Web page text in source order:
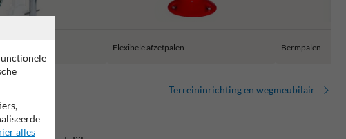
Flexibele afzetpalen Bermpalen
Terreininrichting en wegmeubilair
alles